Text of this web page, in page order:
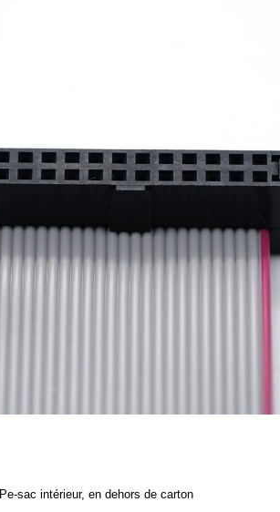
Pe-sac intérieur, en dehors de carton